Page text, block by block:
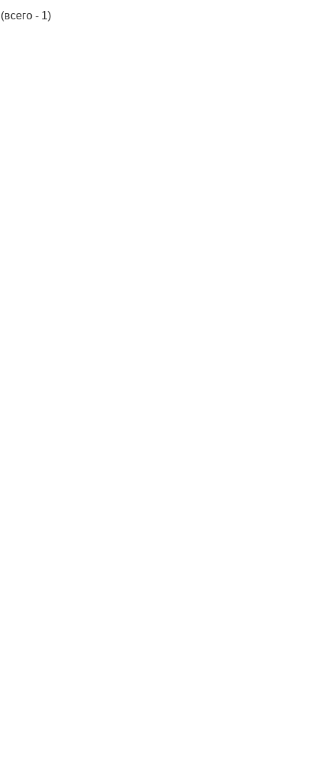
(всего - 1)